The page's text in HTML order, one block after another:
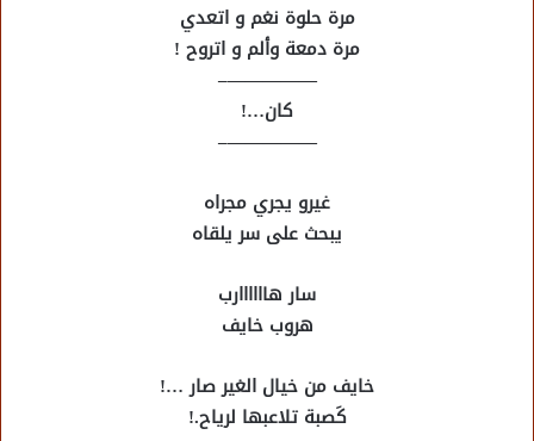
مرة حلوة نغم و اتعدي
مرة دمعة وألم و اتروح !
—————–
كان…!
—————–
غيرو يجري مجراه
يبحث على سر يلقاه
سار هاااااارب
هروب خايف
خايف من خيال الغير صار …!
كَصبة تلاعبها لرياح.!